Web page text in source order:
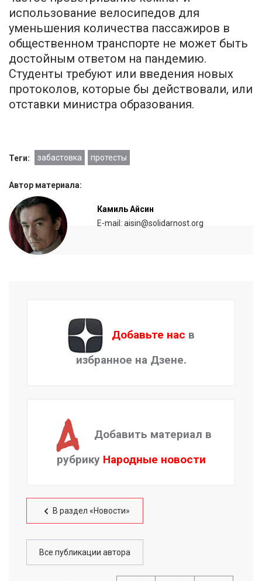
использование велосипедов для
уменьшения количества пассажиров в
общественном транспорте не может быть
достойным ответом на пандемию.
Студенты требуют или введения новых
протоколов, которые бы действовали, или
отставки министра образования.
Теги: забастовка протесты
Автор материала:
Камиль Айсин
E-mail: aisin@solidarnost.org
Добавьте нас в
избранное на Дзене.
Добавить материал в
рубрику Народные новости
В раздел «Новости»
Все публикации автора